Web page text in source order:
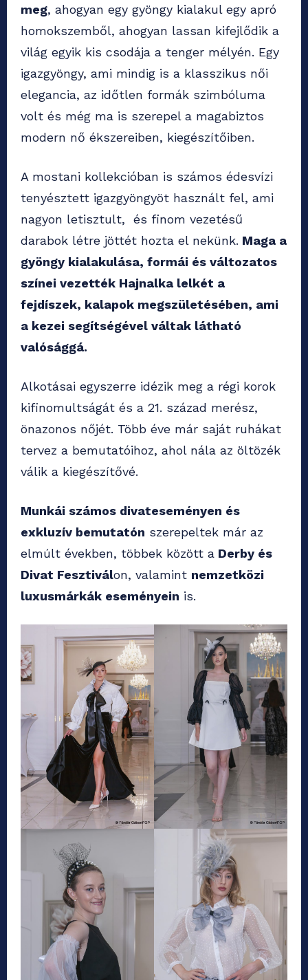
meg, ahogyan egy gyöngy kialakul egy apró
homokszemből, ahogyan lassan kifejlődik a
világ egyik kis csodája a tenger mélyén. Egy
igazgyöngy, ami mindig is a klasszikus női
elegancia, az időtlen formák szimbóluma
volt és még ma is szerepel a magabiztos
modern nő ékszereiben, kiegészítőiben.
A mostani kollekcióban is számos édesvízi
tenyésztett igazgyöngyöt használt fel, ami
nagyon letisztult, és finom vezetésű
darabok létre jöttét hozta el nekünk. Maga a
gyöngy kialakulása, formái és változatos
színei vezették Hajnalka lelkét a
fejdíszek, kalapok megszületésében, ami
a kezei segítségével váltak látható
valósággá.
Alkotásai egyszerre idézik meg a régi korok
kifinomultságát és a 21. század merész,
önazonos nőjét. Több éve már saját ruhákat
tervez a bemutatóihoz, ahol nála az öltözék
válik a kiegészítővé.
Munkái számos divateseményen és
exkluzív bemutatón szerepeltek már az
elmúlt években, többek között a Derby és
Divat Fesztiválon, valamint nemzetközi
luxusmárkák eseményein is.